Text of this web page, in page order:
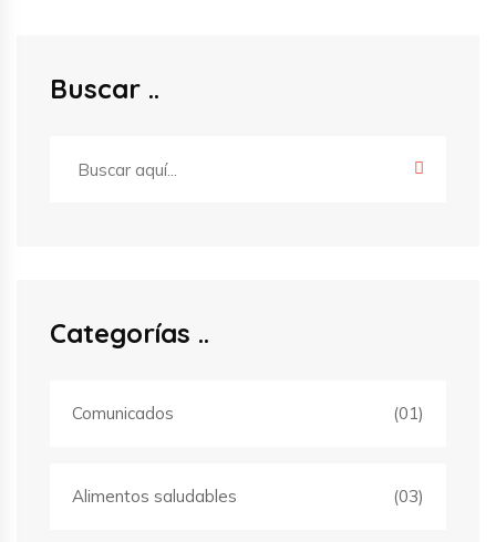
Buscar
Categorías
Comunicados (01)
Alimentos saludables (03)